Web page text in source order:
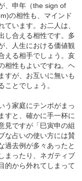
、申年（the sign of
の相性も、マインド
います。お二人は、
し合える相性です。多
、人生における価値観
える相手でしょう。亥
相性もよいですね。ヘ
すが、お互いに無いも
とでしょう。
う家庭にテンポがまっ
すと、確かに手一杯に
見ですが「巳寅申の組
な占いの使い方には賛
過去例が多々あったと
まったり、ネガティブ
的から外れてしまって